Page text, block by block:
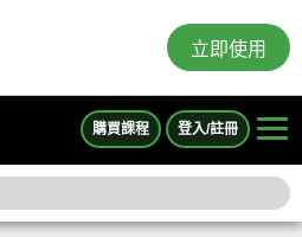
立即使用
購買課程 登入/註冊